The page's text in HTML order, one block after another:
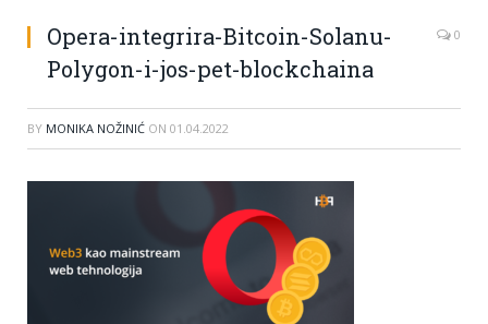
Opera-integrira-Bitcoin-Solanu-
Polygon-i-jos-pet-blockchaina
0
BY MONIKA NOŽINIĆ ON 01.04.2022